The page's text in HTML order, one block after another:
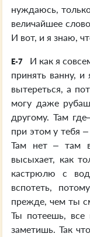
нуждаюсь,
величайшее
И вот, и я знаю,
E-7
И как я
принять ванну,
вытереться, а
могу даже
другому. Там
при этом у тебя
Там нет – там в
высыхает, как
кастрюлю с
вспотеть,
прежде, чем ты
Ты потеешь, все
заметишь. Так